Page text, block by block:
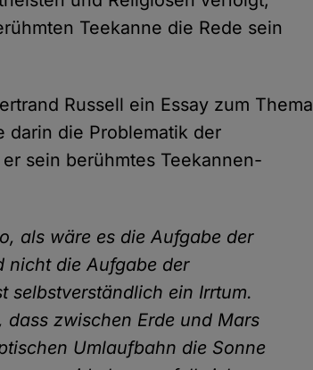
Teekanne die Rede sein
Russell ein Essay zum Thema
darin die Problematik der
sein berühmtes Teekannen-
als wäre es die Aufgabe der
nicht die Aufgabe der
selbstverständlich ein Irrtum.
zwischen Erde und Mars
Umlaufbahn die Sonne